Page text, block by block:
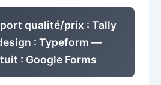
qualité/prix : Tally
: Typeform —
: Google Forms